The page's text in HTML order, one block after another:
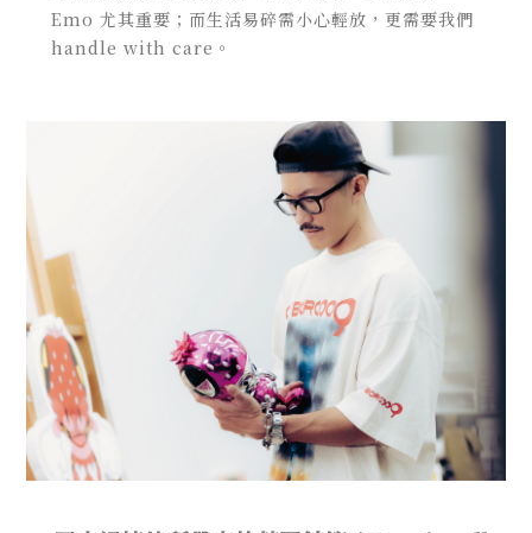
Emo 尤其重要；而生活易碎需小心輕放，更需要我們
handle with care。